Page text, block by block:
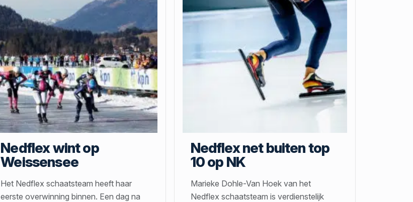
Nedflex wint op
Weissensee
Het Nedflex schaatsteam heeft haar
eerste overwinning binnen. Een dag na
Nedflex net buiten top
10 op NK
Marieke Dohle-Van Hoek van het
Nedflex schaatsteam is verdienstelijk